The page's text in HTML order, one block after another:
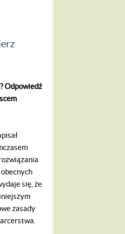
Odpowiedź
się, że
zasady